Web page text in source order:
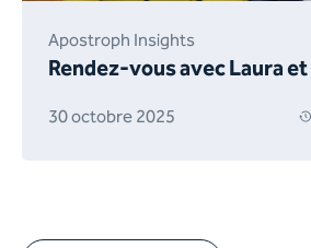
Rendez-vous avec Laura et
Apostroph Insights
30 octobre 2025